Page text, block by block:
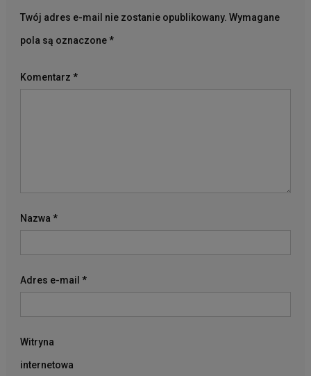
Twój adres e-mail nie zostanie opublikowany. Wymagane
pola są oznaczone*
Komentarz *
Nazwa *
Adres e-mail *
Witryna
internetowa